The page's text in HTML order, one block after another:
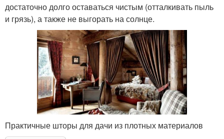
достаточно долго оставаться чистым (отталкивать пыль
и грязь), а также не выгорать на солнце.
Практичные шторы для дачи из плотных материалов